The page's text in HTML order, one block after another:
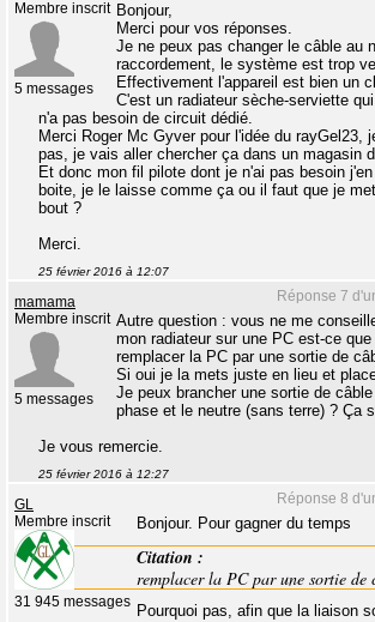
Membre inscrit
5 messages
Bonjour,
Merci pour vos réponses.
Je ne peux pas changer le câble au
raccordement, le système est trop
Effectivement l'appareil est bien un
C'est un radiateur sèche-serviette
n'a pas besoin de circuit dédié.
Merci Roger Mc Gyver pour l'idée du rayGel23,
pas, je vais aller chercher ça dans un magasin
Et donc mon fil pilote dont je n'ai pas besoin
boite, je le laisse comme ça ou il faut que je
bout ?
Merci.
25 février 2016 à 12:07
Réponse 7
mamama
Membre inscrit
5 messages
Autre question : vous ne me
mon radiateur sur une PC est-ce
remplacer la PC par une sortie de
Si oui je la mets juste en lieu et
Je peux brancher une sortie de
phase et le neutre (sans terre) ? Ça
Je vous remercie.
25 février 2016 à 12:27
Réponse 8
GL
Membre inscrit
31 945 messages
Bonjour. Pour gagner du temps
Citation :
remplacer la PC par une sortie de
Pourquoi pas, afin que la liaison